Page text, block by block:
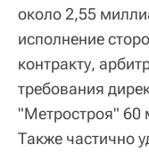
около 2,55
исполнение
контракту,
требования
"Метростроя" 60
Также частично